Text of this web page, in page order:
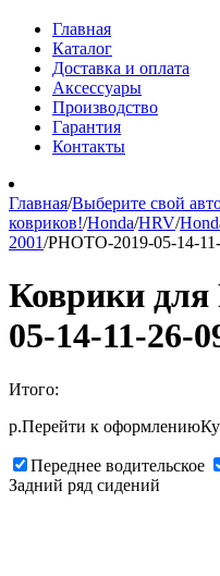
Главная
Каталог
Доставка и оплата
Аксессуары
Производство
Гарантия
Контакты
Главная/Выберите свой
ковриков!/Honda/HRV/
2001/PHOTO-2019-05-14-
Коврики для
05-14-11-26-
Итого:
р.Перейти к оформлению
Переднее водительское
Задний ряд сидений